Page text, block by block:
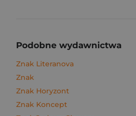
Podobne wydawnictwa
Znak Literanova
Znak
Znak Horyzont
Znak Koncept